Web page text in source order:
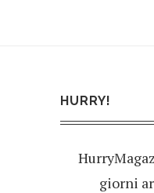
HURRY!
giorni